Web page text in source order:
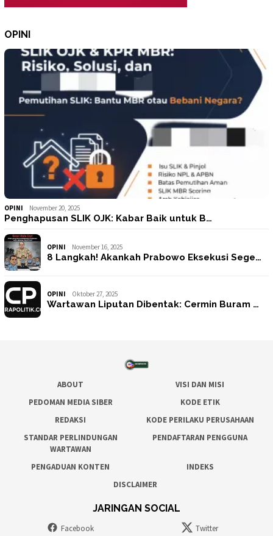
OPINI
OPINI November 20, 2025
Penghapusan SLIK OJK: Kabar Baik untuk B…
OPINI November 16, 2025
8 Langkah! Akankah Prabowo Eksekusi Sege…
OPINI Oktober 27, 2025
Wartawan Liputan Dibentak: Cermin Buram …
ABOUT
VISI DAN MISI
PEDOMAN MEDIA SIBER
KODE ETIK
REDAKSI
KODE PERILAKU PERUSAHAAN
STANDAR PERLINDUNGAN
WARTAWAN
PENDAFTARAN PENGGUNA
PENGADUAN KONTEN
INDEKS
DISCLAIMER
JARINGAN SOCIAL
Facebook Twitter